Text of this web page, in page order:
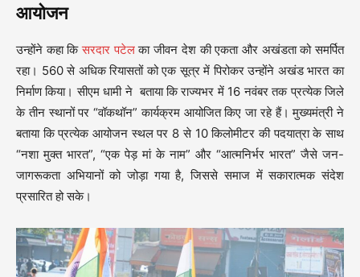
आयोजन
उन्होंने कहा किसरदार पटेलका जीवन देश की एकता और अखंडता को समर्पित
रहा। 560 से अधिक रियासतों को एक सूत्र में पिरोकर उन्होंने अखंड भारत का
निर्माण किया। सीएम धामी ने बताया कि राज्यभर में 16 नवंबर तक प्रत्येक जिले
के तीन स्थानों पर “वॉकथॉन” कार्यक्रम आयोजित किए जा रहे हैं। मुख्यमंत्री ने
बताया कि प्रत्येक आयोजन स्थल पर 8 से 10 किलोमीटर की पदयात्रा के साथ
“नशा मुक्त भारत”, “एक पेड़ मां के नाम” और “आत्मनिर्भर भारत” जैसे जन-
जागरूकता अभियानों को जोड़ा गया है, जिससे समाज में सकारात्मक संदेश
प्रसारित हो सके।